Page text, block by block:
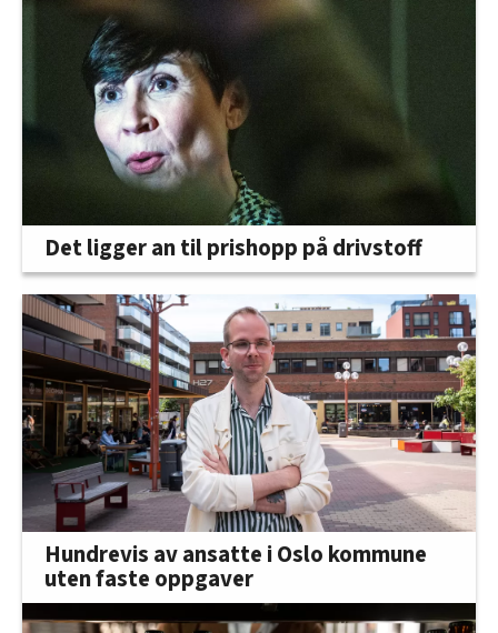
Det ligger an til prishopp på drivstoff
Hundrevis av ansatte i Oslo kommune
uten faste oppgaver